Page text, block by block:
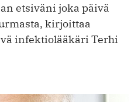
etsiväni joka päivä
kirjoittaa
infektiolääkäri Terhi